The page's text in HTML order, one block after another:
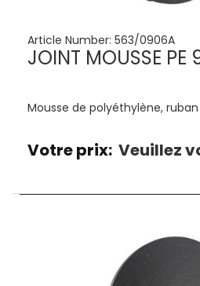
Article Number: 563/0906A
JOINT MOUSSE PE
Mousse de polyéthylène,
Votre prix: Veuillez